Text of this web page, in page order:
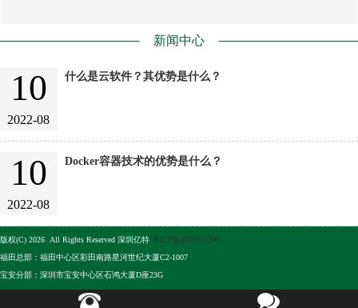
新闻中心
10
2022-08
什么是云软件？其优势是什么？
10
2022-08
Docker容器技术的优势是什么？
版权(C) 2026 All Rights Reserved 深圳亿特 粤ICP备10105513号
福田总部：福田中心区彩田南路星河世纪大厦C2-1007
宝安分部：深圳市宝安中心区石鸿大厦D座23G